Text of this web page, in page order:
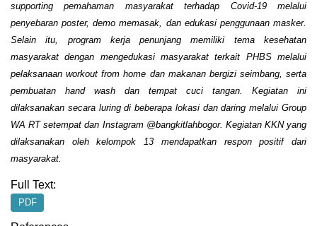
supporting pemahaman masyarakat terhadap Covid-19melalui
penyebaran poster, demo memasak, dan edukasi penggunaan masker.
Selain itu, program kerja penunjang memiliki
tema kesehatan
masyarakat dengan mengedukasi masyarakat terkait PHBS melalui
pelaksanaan workout from home dan makanan bergizi seimbang, serta
pembuatan hand wash dan tempat cuci tangan. Kegiatan ini
dilaksanakan secara luringdi beberapa lokasi dan daring melalui Group
WA RT setempat dan Instagram @bangkitlahbogor. Kegiatan KKN yang
dilaksanakan oleh kelompok 13 mendapatkan respon positif dari
masyarakat.
Full Text:
PDF